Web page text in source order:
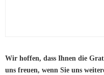
Wir hoffen, dass Ihnen die
uns freuen, wenn Sie uns